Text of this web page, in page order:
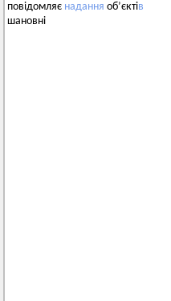
повідомляє надання об’єктів
шановні